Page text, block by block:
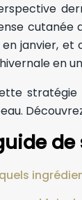
cutanée
janvier,
en